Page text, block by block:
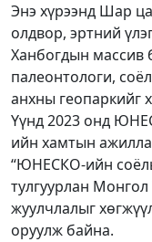
Энэ хүрээнд Шар
олдвор, эртний
Ханбогдын массив
палеонтологи,
анхны геопаркийг
Үүнд 2023 онд
ийн хамтын
“ЮНЕСКО-ийн
тулгуурлан
жуулчлалыг
оруулж байна.